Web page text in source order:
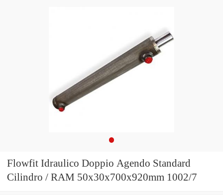
Flowfit Idraulico Doppio Agendo Standard
Cilindro / RAM 50x30x700x920mm 1002/7